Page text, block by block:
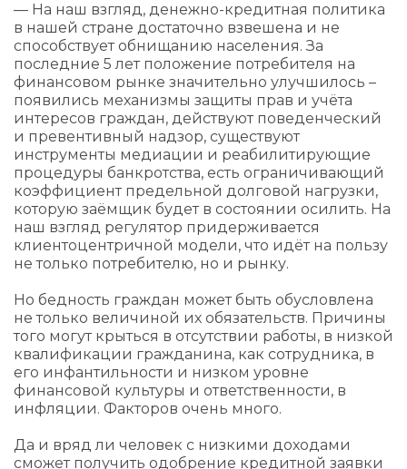
— На наш взгляд, денежно-кредитная политика
в нашей стране достаточно взвешена и не
способствует обнищанию населения. За
последние 5 лет положение потребителя на
финансовом рынке значительно улучшилось –
появились механизмы защиты прав и учёта
интересов граждан, действуют поведенческий
и превентивный надзор, существуют
инструменты медиации и реабилитирующие
процедуры банкротства, есть ограничивающий
коэффициент предельной долговой нагрузки,
которую заёмщик будет в состоянии осилить. На
наш взгляд регулятор придерживается
клиентоцентричной модели, что идёт на пользу
не только потребителю, но и рынку.
Но бедность граждан может быть обусловлена
не только величиной их обязательств. Причины
того могут крыться в отсутствии работы, в низкой
квалификации гражданина, как сотрудника, в
его инфантильности и низком уровне
финансовой культуры и ответственности, в
инфляции. Факторов очень много.
Да и вряд ли человек с низкими доходами
сможет получить одобрение кредитной заявки